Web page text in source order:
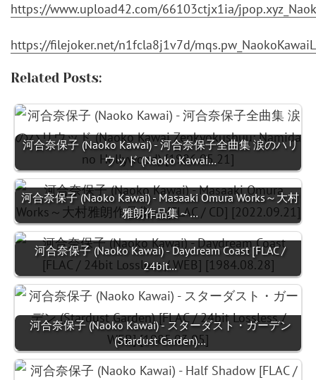
https://www.upload42.com/66103ctjx1ia/
https://filejoker.net/n1fcla8j1v7d/
Related Posts:
河合奈保子 (Naoko Kawai) - 河合奈保子全曲集 涙のハリ
ウッド (Naoko Kawai…
河合奈保子 (Naoko Kawai) - Masaaki Omura Works～大村
雅朗作品集～…
河合奈保子 (Naoko Kawai) - Daydream Coast [FLAC /
24bit…
河合奈保子 (Naoko Kawai) - スターダスト・ガーデン
(Stardust Garden)…